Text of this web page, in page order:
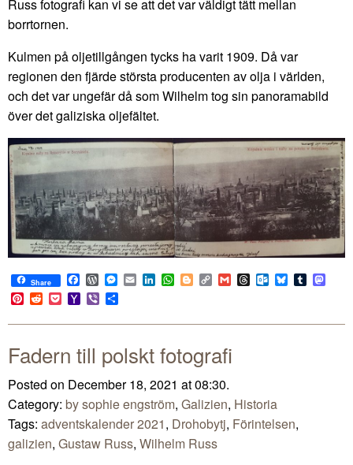
Russ fotografi kan vi se att det var väldigt tätt mellan
borrtornen.
Kulmen på oljetillgången tycks ha varit 1909. Då var
regionen den fjärde största producenten av olja i världen,
och det var ungefär då som Wilhelm tog sin panoramabild
över det galiziska oljefältet.
Share Facebook
WordPress
Messenger
EmailLinkedIn
WhatsApp
BloggerCopy
Link
GmailThreadsOutlook.com
BlueskyTumblr
Pinterest
RedditPocketYahoo
Mail
Viber
Fadern till polskt fotografi
Posted on December 18, 2021 at 08:30.
Category: by sophie engström, Galizien, Historia
Tags: adventskalender 2021, Drohobytj, Förintelsen,
galizien, Gustaw Russ, Wilhelm Russ